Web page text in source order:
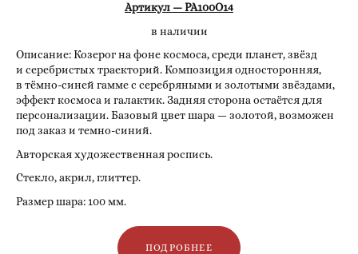
Артикул — РА100О14
в наличии
Описание: Козерог на фоне космоса, среди планет, звёзд
и серебристых траекторий. Композиция односторонняя,
в тёмно-синей гамме с серебряными и золотыми звёздами,
эффект космоса и галактик. Задняя сторона остаётся для
персонализации. Базовый цвет шара — золотой, возможен
под заказ и темно-синий.
Авторская художественная роспись.
Стекло, акрил, глиттер.
Размер шара: 100 мм.
ПОДРОБНЕЕ